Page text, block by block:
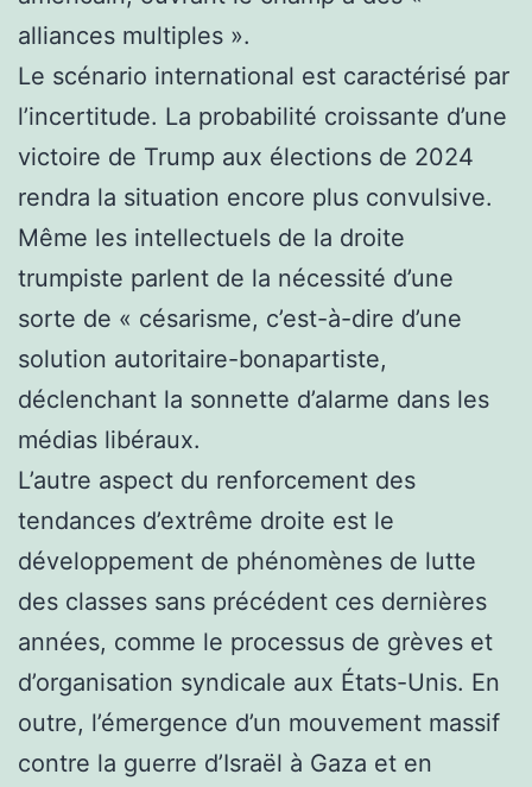
alliances multiples ».
Le scénario international est caractérisé par
l’incertitude. La probabilité croissante d’une
victoire de Trump aux élections de 2024
rendra la situation encore plus convulsive.
Même les intellectuels de la droite
trumpiste parlent de la nécessité d’une
sorte de « césarisme, c’est-à-dire d’une
solution autoritaire-bonapartiste,
déclenchant la sonnette d’alarme dans les
médias libéraux.
L’autre aspect du renforcement des
tendances d’extrême droite est le
développement de phénomènes de lutte
des classes sans précédent ces dernières
années, comme le processus de grèves et
d’organisation syndicale aux États-Unis. En
outre, l’émergence d’un mouvement massif
contre la guerre d’Israël à Gaza et en